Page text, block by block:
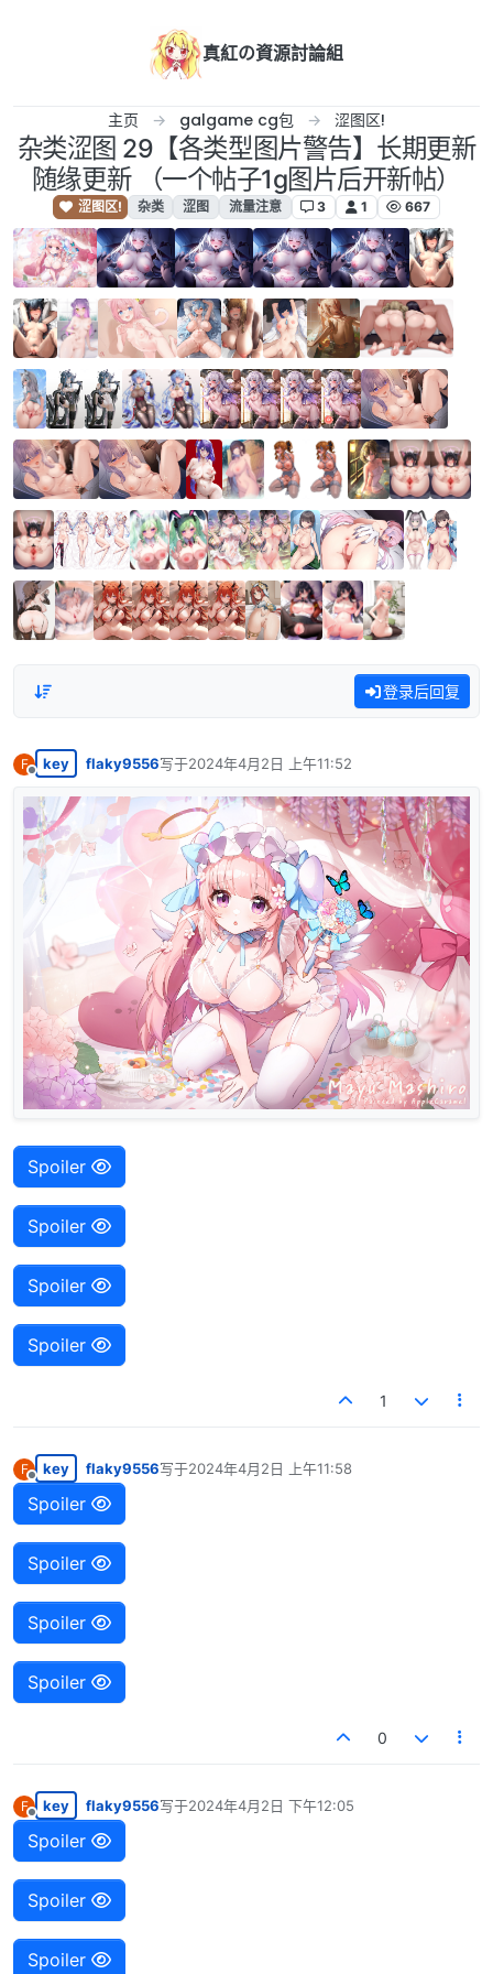
真紅の資源討論組
主页 galgame cg包 涩图区!
杂类涩图 29【各类型图片警告】长期更新
随缘更新 （一个帖子1g图片后开新帖）
涩图区! 杂类 涩图 流量注意 3 1 667
登录后回复
F
离线
key flaky9556写于2024年4月2日 上午11:52
最后由 编辑
Spoiler
Spoiler
Spoiler
Spoiler
1
F
离线
key flaky9556写于2024年4月2日 上午11:58
最后由 编辑
Spoiler
Spoiler
Spoiler
Spoiler
0
F
离线
key flaky9556写于2024年4月2日 下午12:05
最后由 编辑
Spoiler
Spoiler
Spoiler